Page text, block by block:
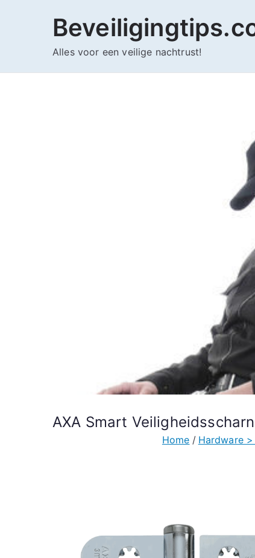
Alles voor een veilige nachtrust!
AXA Smart
Home Hardware